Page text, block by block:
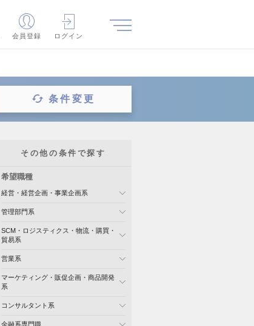
会員登録 ログイン
条件変更
その他の条件で探す
希望職種
経営・経営企画・事業企画系
管理部門系
SCM・ロジスティクス・物流・購買・
貿易系
営業系
マーケティング・販促企画・商品開発
系
コンサルタント系
金融系専門職